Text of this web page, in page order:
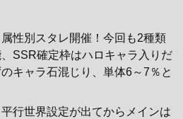
属性別スタレ開催！今回も2種類
SSR確定枠はハロキャラ入りだ
キャラ石混じり、単体6～7％と
平行世界設定が出てからメインは